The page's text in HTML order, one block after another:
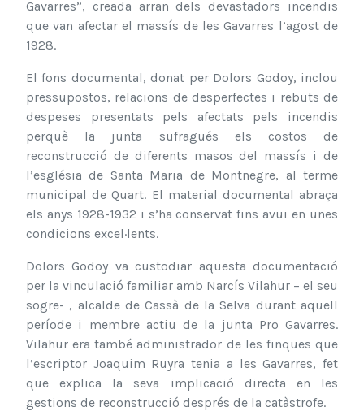
Gavarres”, creada arran dels devastadors incendis
que van afectar el massís de les Gavarres l’agost de
1928.
El fons documental, donat per Dolors Godoy, inclou
pressupostos, relacions de desperfectes i rebuts de
despeses presentats pels afectats pels incendis
perquè la junta sufragués els costos de
reconstrucció de diferents masos del massís i de
l’església de Santa Maria de Montnegre, al terme
municipal de Quart. El material documental abraça
els anys 1928-1932 i s’ha conservat fins avui en unes
condicions excel·lents.
Dolors Godoy va custodiar aquesta documentació
per la vinculació familiar amb Narcís Vilahur – el seu
sogre- , alcalde de Cassà de la Selva durant aquell
període i membre actiu de la junta Pro Gavarres.
Vilahur era també administrador de les finques que
l’escriptor Joaquim Ruyra tenia a les Gavarres, fet
que explica la seva implicació directa en les
gestions de reconstrucció després de la catàstrofe.